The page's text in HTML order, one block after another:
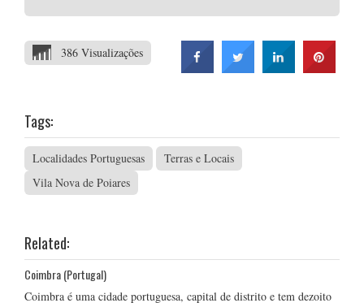
386 Visualizações
Tags:
Localidades Portuguesas
Terras e Locais
Vila Nova de Poiares
Related:
Coimbra (Portugal)
Coimbra é uma cidade portuguesa, capital de distrito e tem dezoito